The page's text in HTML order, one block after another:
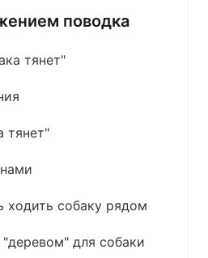
поводка
тянет"
тянет"
ходить собаку рядом
для собаки